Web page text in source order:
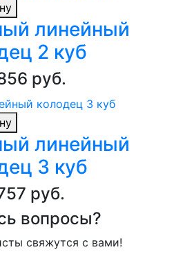
линейный
2 куб
руб.
линейный
3 куб
руб.
вопросы?
свяжутся с вами!